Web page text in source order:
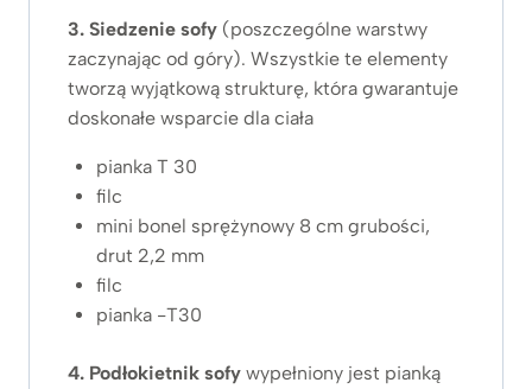
3. Siedzenie sofy (poszczególne warstwy
zaczynając od góry). Wszystkie te elementy
tworzą wyjątkową strukturę, która gwarantuje
doskonałe wsparcie dla ciała
pianka T 30
filc
mini bonel sprężynowy 8 cm grubości,
drut 2,2 mm
filc
pianka -T30
4. Podłokietnik sofy wypełniony jest pianką